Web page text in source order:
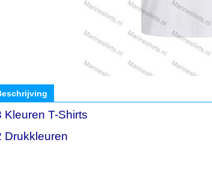
Kleuren T-Shirts
Drukkleuren